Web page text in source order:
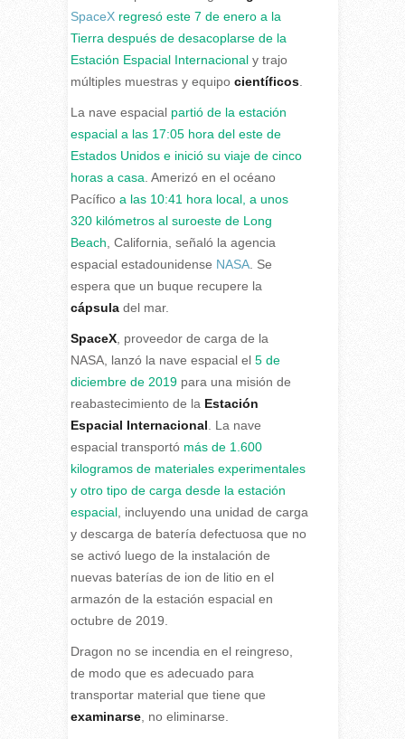
SpaceX regresó este 7 de enero a la
Tierra después de desacoplarse de la
Estación Espacial Internacionaly trajo
múltiples muestras y equipo científicos.
La nave espacialpartió de la estación
espacial a las 17:05 hora del este de
Estados Unidos e inició su viaje de cinco
horas a casa . Amerizó en el océano
Pacífico a las 10:41 hora local, a unos
320 kilómetros al suroeste de Long
Beach , California, señaló la agencia
espacial estadounidense NASA. Se
espera que un buque recupere la
cápsuladel mar.
SpaceX, proveedor de carga de la
NASA, lanzó la nave espacial el 5 de
diciembre de 2019para una misión de
reabastecimiento de la Estación
Espacial Internacional . La nave
espacial transportómás de 1.600
kilogramos de materiales experimentales
y otro tipo de carga desde la estación
espacial, incluyendo una unidad de carga
y descarga de batería defectuosa que no
se activó luego de la instalación de
nuevas baterías de ion de litio en el
armazón de la estación espacial en
octubre de 2019.
Dragon no se incendia en el reingreso,
de modo que es adecuado para
transportar material que tiene que
examinarse, no eliminarse.